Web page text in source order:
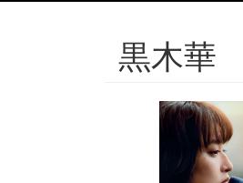
黒木華